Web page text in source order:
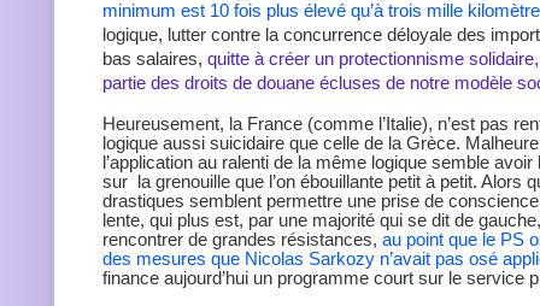
minimum est 10 fois plus élevé qu’à trois mille
logique, lutter contre la concurrence déloyale des
bas salaires, quitte à créer un protectionnisme
partie des droits de douane écluses de notre modèle
Heureusement, la France (comme l’Italie), n’est pas
logique aussi suicidaire que celle de la Grèce.
l’application au ralenti de la même logique semble
sur la grenouille que l’on ébouillante petit à petit. Alors
drastiques semblent permettre une prise de
lente, qui plus est, par une majorité qui se dit de
rencontrer de grandes résistances, au point que le PS
des mesures que Nicolas Sarkozy n’avait pas osé
finance aujourd’hui un programme court sur le service